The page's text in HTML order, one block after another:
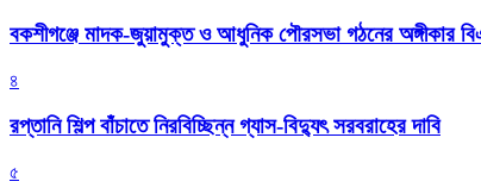
বকশীগঞ্জে মাদক-জুয়ামুক্ত ও আধুনিক পৌরসভা গঠনের অঙ্গীকার
৪
রপ্তানি শিল্প বাঁচাতে নিরবিচ্ছিন্ন গ্যাস-বিদ্যুৎ সরবরাহের দাবি
৫